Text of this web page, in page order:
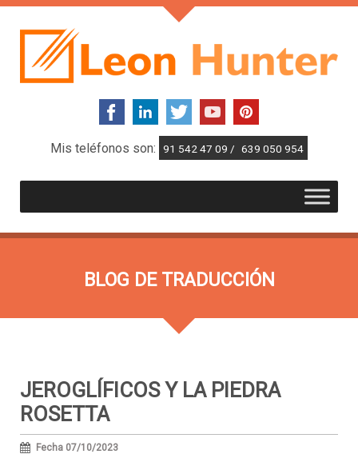
Mis teléfonos son: 91 542 47 09 / 639 050 954
BLOG DE TRADUCCIÓN
JEROGLÍFICOS Y LA PIEDRA
ROSETTA
Fecha 07/10/2023